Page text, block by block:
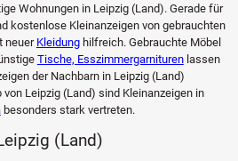
Wohnungen in Leipzig (Land). Gerade für
kostenlose Kleinanzeigen von gebrauchten
neuer Kleidunghilfreich. Gebrauchte Möbel
Tische, Esszimmergarniturenlassen
der Nachbarn in Leipzig (Land)
Leipzig (Land) sind Kleinanzeigen in
besonders stark vertreten.
(Land)